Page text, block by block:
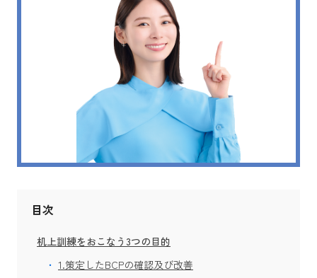
目次
机上訓練をおこなう3つの目的
1.策定したBCPの確認及び改善